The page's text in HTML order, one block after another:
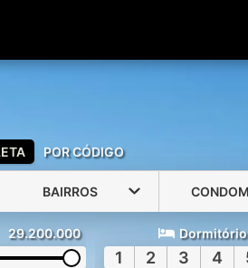
POR CÓDIGO
BAIRROS
29.200.000
1 2 3 4